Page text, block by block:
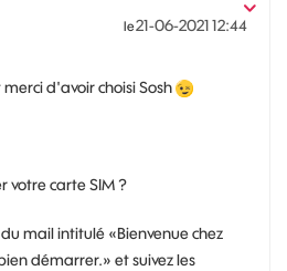
le‎21-06-202112:44
merci d'avoir choisi Sosh
votre carte SIM ?
du mail intitulé «Bienvenue chez
démarrer.» et suivez les